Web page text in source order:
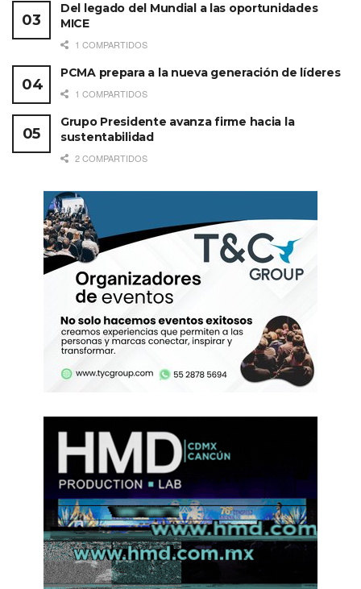
Del legado del Mundial a las oportunidades
MICE
1 COMPARTIDOS
PCMA prepara a la nueva generación de líderes
1 COMPARTIDOS
Grupo Presidente avanza firme hacia la
sustentabilidad
2 COMPARTIDOS